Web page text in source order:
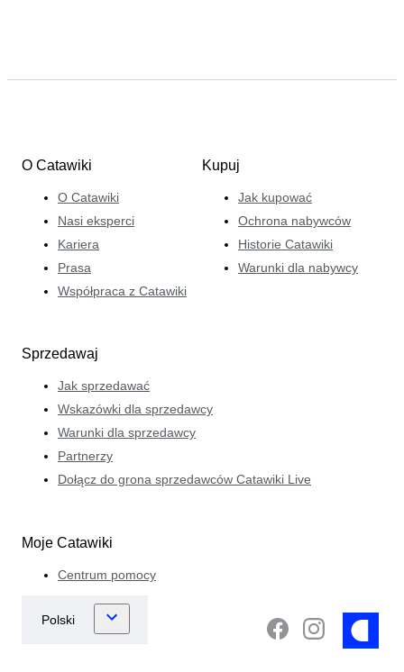
O Catawiki
O Catawiki
Nasi eksperci
Kariera
Prasa
Współpraca z Catawiki
Kupuj
Jak kupować
Ochrona nabywców
Historie Catawiki
Warunki dla nabywcy
Sprzedawaj
Jak sprzedawać
Wskazówki dla sprzedawcy
Warunki dla sprzedawcy
Partnerzy
Dołącz do grona sprzedawców Catawiki Live
Moje Catawiki
Centrum pomocy